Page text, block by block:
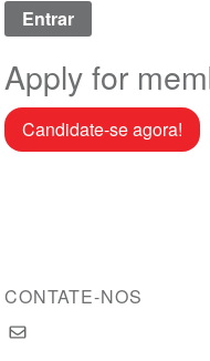
Apply for
Candidate-se agora!
CONTATE-NOS